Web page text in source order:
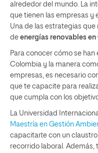
alrededor del mundo. La
que tienen las empresas y
Una de las estrategias
de energías renovables
Para conocer cómo se
Colombia y la manera
empresas, es necesario
que te capacite para
que cumpla con los
La Universidad
Maestría en Gestión
capacitarte con un
recorrido laboral. Además,